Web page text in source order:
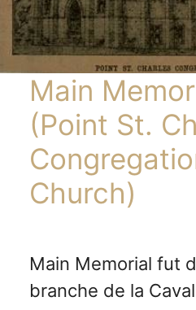
Main
(Point St.
Church)
Main Memorial fut
branche de la